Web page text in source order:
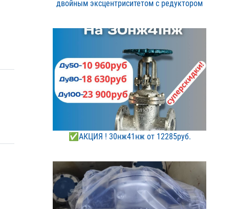
двойным э​ксцентриситетом с редукт​ором
✅АКЦИЯ ! 30нж41нж от 12​285руб.